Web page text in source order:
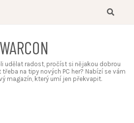
WARCON
udělat radost, pročíst si nějakou dobrou
na tipy nových PC her? Nabízí se vám
magazín, který umí jen překvapit.